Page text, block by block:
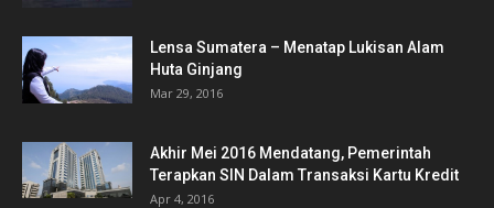
Lensa Sumatera – Menatap Lukisan Alam
Huta Ginjang
Mar 29, 2016
Akhir Mei 2016 Mendatang, Pemerintah
Terapkan SIN Dalam Transaksi Kartu Kredit
Apr 4, 2016